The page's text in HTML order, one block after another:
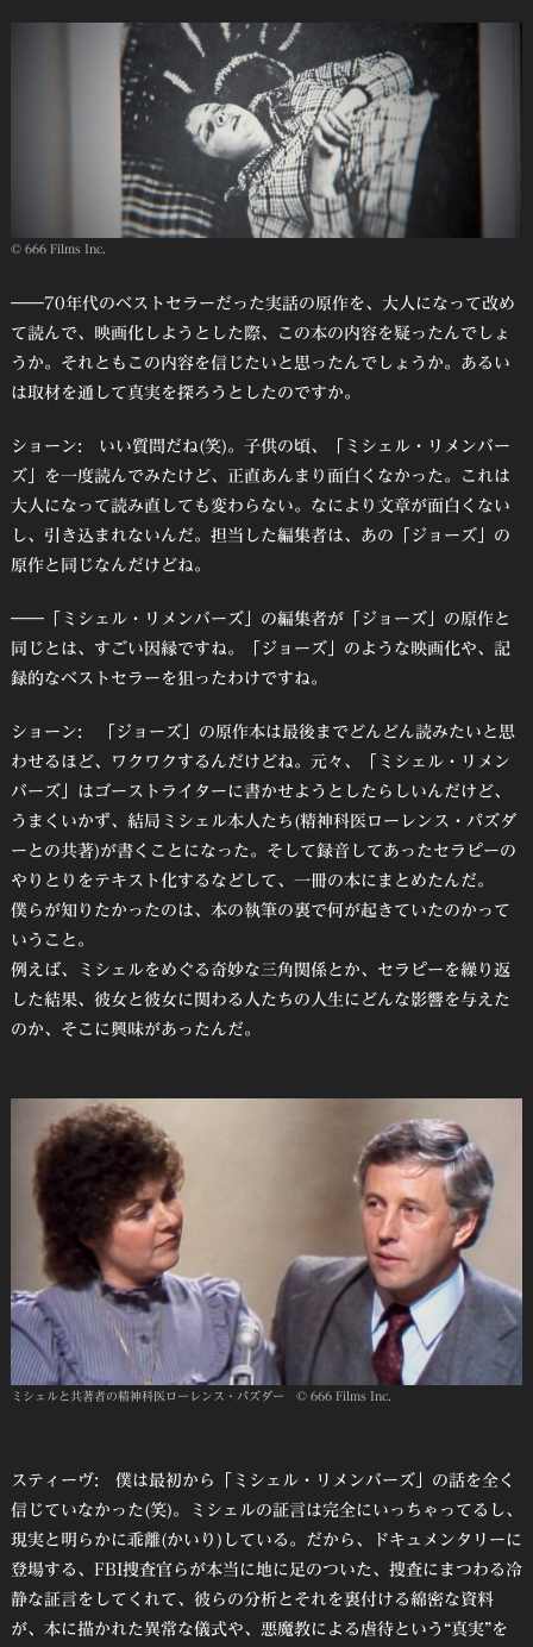
© 666 Films Inc.
――70年代のベストセラーだった実話の原作を、大人になって改め
て読んで、映画化しようとした際、この本の内容を疑ったんでしょ
うか。それともこの内容を信じたいと思ったんでしょうか。あるい
は取材を通して真実を探ろうとしたのですか。
ショーン: いい質問だね(笑)。子供の頃、「ミシェル・リメンバー
ズ」を一度読んでみたけど、正直あんまり面白くなかった。これは
大人になって読み直しても変わらない。なにより文章が面白くない
し、引き込まれないんだ。担当した編集者は、あの「ジョーズ」の
原作と同じなんだけどね。
――「ミシェル・リメンバーズ」の編集者が「ジョーズ」の原作と
同じとは、すごい因縁ですね。「ジョーズ」のような映画化や、記
録的なベストセラーを狙ったわけですね。
ショーン: 「ジョーズ」の原作本は最後までどんどん読みたいと思
わせるほど、ワクワクするんだけどね。元々、「ミシェル・リメン
バーズ」はゴーストライターに書かせようとしたらしいんだけど、
うまくいかず、結局ミシェル本人たち(精神科医ローレンス・パズダ
ーとの共著)が書くことになった。そして録音してあったセラピーの
やりとりをテキスト化するなどして、一冊の本にまとめたんだ。
僕らが知りたかったのは、本の執筆の裏で何が起きていたのかって
いうこと。
例えば、ミシェルをめぐる奇妙な三角関係とか、セラピーを繰り返
した結果、彼女と彼女に関わる人たちの人生にどんな影響を与えた
のか、そこに興味があったんだ。
ミシェルと共著者の精神科医ローレンス・パズダー © 666 Films Inc.
スティーヴ: 僕は最初から「ミシェル・リメンバーズ」の話を全く
信じていなかった(笑)。ミシェルの証言は完全にいっちゃってるし、
現実と明らかに乖離(かいり)している。だから、ドキュメンタリーに
登場する、FBI捜査官らが本当に地に足のついた、捜査にまつわる冷
静な証言をしてくれて、彼らの分析とそれを裏付ける綿密な資料
が、本に描かれた異常な儀式や、悪魔教による虐待という“真実”を